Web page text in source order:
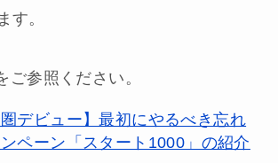
す。
ご参照ください。
圏デビュー】最初にやるべき忘れ
ペーン「スタート1000」の紹介